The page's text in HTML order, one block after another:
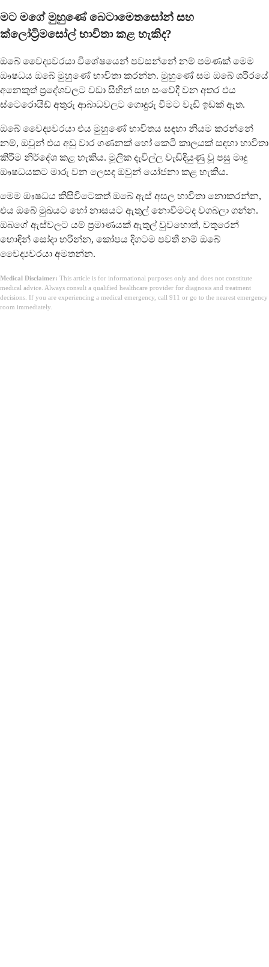
මට මගේ මුහුණේ බෙටාමෙතසෝන් සහ
ක්ලෝට්‍රිමසෝල් භාවිතා කළ හැකිද?
ඔබේ වෛද්‍යවරයා විශේෂයෙන් පවසන්නේ නම් පමණක් මෙම
ඖෂධය ඔබේ මුහුණේ භාවිතා කරන්න. මුහුණේ සම ඔබේ ශරීරයේ
අනෙකුත් ප්‍රදේශවලට වඩා සිහින් සහ සංවේදී වන අතර එය
ස්ටෙරොයිඩ් අතුරු ආබාධවලට ගොදුරු වීමට වැඩි ඉඩක් ඇත.
ඔබේ වෛද්‍යවරයා එය මුහුණේ භාවිතය සඳහා නියම කරන්නේ
නම්, ඔවුන් එය අඩු වාර ගණනක් හෝ කෙටි කාලයක් සඳහා භාවිතා
කිරීම නිර්දේශ කළ හැකිය. මූලික දැවිල්ල වැඩිදියුණු වූ පසු මෘදු
ඖෂධයකට මාරු වන ලෙසද ඔවුන් යෝජනා කළ හැකිය.
මෙම ඖෂධය කිසිවිටෙකත් ඔබේ ඇස් අසල භාවිතා නොකරන්න,
එය ඔබේ මුඛයට හෝ නාසයට ඇතුල් නොවීමටද වගබලා ගන්න.
ඔබගේ ඇස්වලට යම් ප්‍රමාණයක් ඇතුල් වුවහොත්, වතුරෙන්
හොඳින් සෝදා හරින්න, කෝපය දිගටම පවතී නම් ඔබේ
වෛද්‍යවරයා අමතන්න.
Medical Disclaimer: This article is for informational purposes only and does not constitute
medical advice. Always consult a qualified healthcare provider for diagnosis and treatment
decisions. If you are experiencing a medical emergency, call 911 or go to the nearest emergency
room immediately.